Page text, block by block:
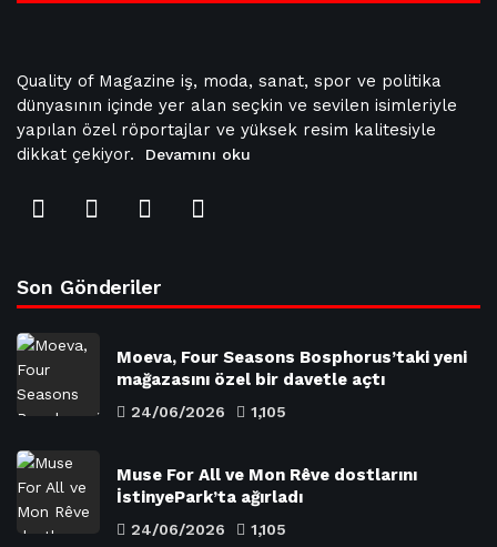
Quality of Magazine iş, moda, sanat, spor ve politika
dünyasının içinde yer alan seçkin ve sevilen isimleriyle
yapılan özel röportajlar ve yüksek resim kalitesiyle
dikkat çekiyor.
Devamını oku
Son Gönderiler
Moeva, Four Seasons Bosphorus’taki yeni
mağazasını özel bir davetle açtı
24/06/2026 1,105
Muse For All ve Mon Rêve dostlarını
İstinyePark’ta ağırladı
24/06/2026 1,105